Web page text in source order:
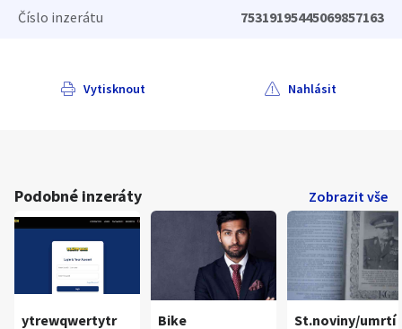
Číslo inzerátu 75319195445069857163
Vytisknout Nahlásit
Podobné inzeráty Zobrazit vše
ytrewqwertytr Bike
St.noviny/umrtí